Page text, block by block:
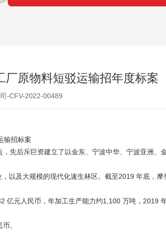
厂原物料短驳运输招年度标案
-CFV-2022-00489
输招标案
先后斥巨资建立了以金东、宁波中华、宁波亚洲、
以及大规模的现代化速生林区。截至2019 年底，摩
亿元人民币，年加工生产能力约1,100 万吨，2019
。